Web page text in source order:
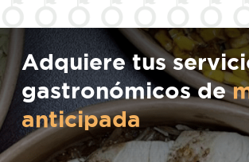
Adquiere tus
gastronómicos de
anticipada